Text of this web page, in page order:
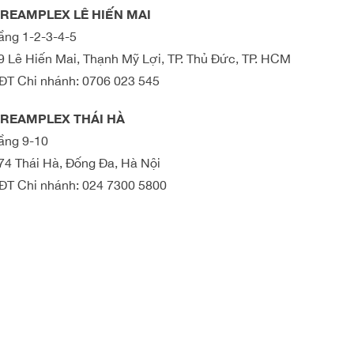
LÊ HIẾN MAI
1-2-3-4-5
Lê Hiến Mai, Thạnh Mỹ Lợi, TP. Thủ Đức, TP. HCM
Chi nhánh: 0706 023 545
THÁI HÀ
9-10
Thái Hà, Đống Đa, Hà Nội
Chi nhánh: 024 7300 5800